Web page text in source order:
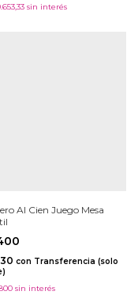
sin interés
Al Cien Juego Mesa
con Transferencia (solo
sin interés